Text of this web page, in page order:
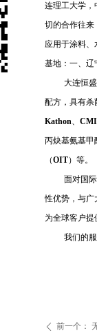
连理工大学，
切的合作往来
应用于涂料、
基地：一、辽
大连恒
配方，具有杀
Kathon、
丙炔基氨基甲
（OIT）等。
面对国
性优势，与广
为全球客户提
我们的
ꄴ 前一个：